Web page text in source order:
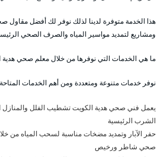
هذا الخدمة متوفرة لدينا لذلك نوفر لك أفضل
ومشاريع لتمديد مواسير المياه والصرف الصحي
ما هي الخدمات التي نوفرها من خلال معلم صحي هدية
نوفر خدمات متنوعة ومتعددة ومن أهم الخدمات
يعمل فني صحي هدية الكويت تشطيب الفلل والمنازل
الشرب الرئيسية
حفر الآبار وتمديد مضخات مناسبة لسحب المياه من
صحي شاطر ورخيص